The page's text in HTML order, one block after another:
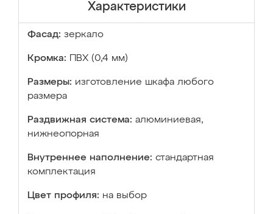
Характеристики
Фасад: зеркало
Кромка: ПВХ (0,4 мм)
Размеры: изготовление шкафа любого
размера
Раздвижная система: алюминиевая,
нижнеопорная
Внутреннее наполнение: стандартная
комплектация
Цвет профиля: на выбор